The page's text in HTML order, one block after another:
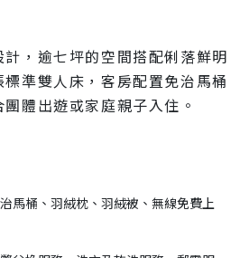
，逾七坪的空間搭配俐落鮮明
準雙人床，客房配置免治馬桶
體出遊或家庭親子入住。
馬桶、羽絨枕、羽絨被、無線免費上